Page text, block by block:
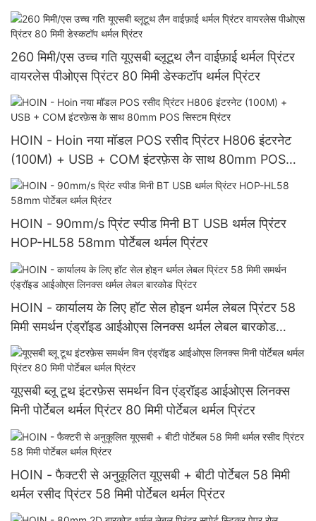
260 मिमी/एस उच्च गति यूएसबी ब्लूटूथ लैन वाईफ़ाई थर्मल प्रिंटर
वायरलेस पीओएस प्रिंटर 80 मिमी डेस्कटॉप थर्मल प्रिंटर
HOIN - Hoin नया मॉडल POS रसीद प्रिंटर H806 इंटरनेट
(100M) + USB + COM इंटरफ़ेस के साथ 80mm POS
सिस्टम प्रिंटर
HOIN - 90mm/s प्रिंट स्पीड मिनी BT USB थर्मल प्रिंटर
HOP-HL58 58mm पोर्टेबल थर्मल प्रिंटर
HOIN - कार्यालय के लिए हॉट सेल होइन थर्मल लेबल प्रिंटर 58
मिमी समर्थन एंड्रॉइड आईओएस लिनक्स थर्मल लेबल बारकोड
प्रिंटर
यूएसबी ब्लू टूथ इंटरफ़ेस समर्थन विन एंड्रॉइड आईओएस लिनक्स
मिनी पोर्टेबल थर्मल प्रिंटर 80 मिमी पोर्टेबल थर्मल प्रिंटर
HOIN - फैक्टरी से अनुकूलित यूएसबी + बीटी पोर्टेबल 58 मिमी
थर्मल रसीद प्रिंटर 58 मिमी पोर्टेबल थर्मल प्रिंटर